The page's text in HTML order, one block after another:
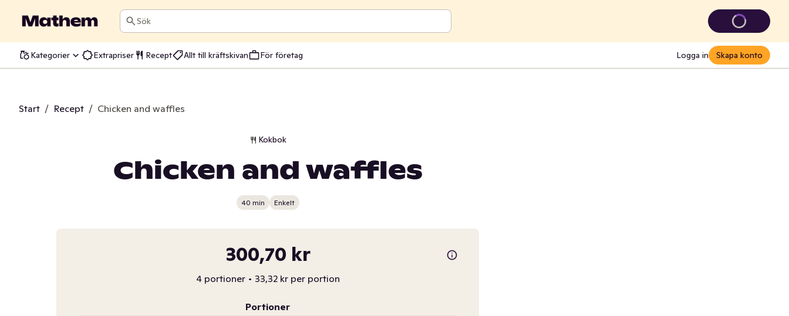
Sök
Kategorier Extrapriser Recept Allt till kräftskivan För företag Logga in Skapa konto
Start / Recept / Chicken and waffles
Kokbok
Chicken and waffles
40 min Enkelt
300,70 kr
4 portioner • 33,32 kr per portion
Portioner